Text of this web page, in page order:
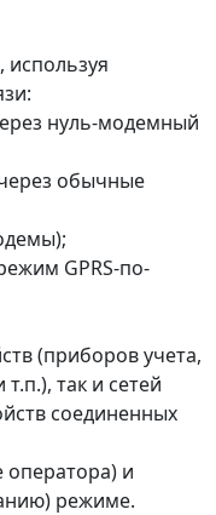
используя
нуль-модемный
обычные
GPRS-по-
(приборов учета,
так и сетей
соединенных
и
режиме.